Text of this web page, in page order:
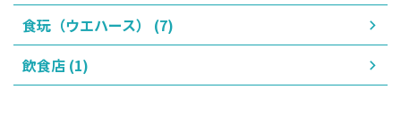
食玩（ウエハース） (7)
飲食店 (1)